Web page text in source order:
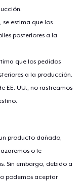
se estima que los
posteriores a la
que los pedidos
a la producción.
EE. UU., no rastreamos
producto dañado,
o le
Sin embargo, debido a
podemos aceptar